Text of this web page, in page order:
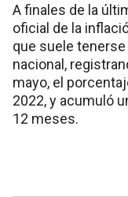
A finales de la
oficial de la
que suele
nacional,
mayo, el
2022, y acumuló
12 meses.